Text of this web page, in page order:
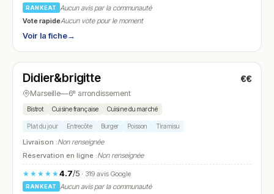
RANKEAT
Aucun avis par la communauté
Vote rapideAucun vote pour le moment
Voir la fiche→
N° 20
Didier&brigitte €€
Marseille—6ᵉ arrondissement
Bistrot Cuisine française Cuisine du marché
Plat du jour Entrecôte Burger Poisson Tiramisu
Livraison :Non renseignée
Réservation en ligne :Non renseignée
★★★★★4.7/5· 319 avis Google
RANKEAT
Aucun avis par la communauté